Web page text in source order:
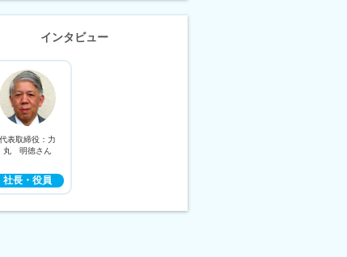
インタビュー
代表取締役：力
丸 明徳さん
社長・役員